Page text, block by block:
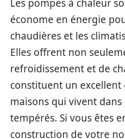
Les pompes à chaleur
économe en énergie
chaudières et les
Elles offrent non
refroidissement et de
constituent un excellent
maisons qui vivent dans
tempérés. Si vous êtes
construction de votre